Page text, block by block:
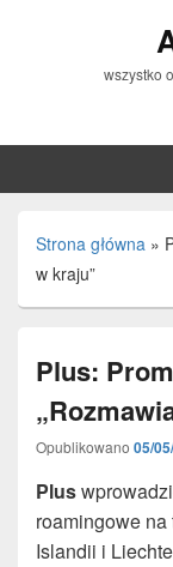
wszystko
Strona główna »
w kraju”
Plus:
Opublikowano 05/
Plus
roamingowe
Islandii i